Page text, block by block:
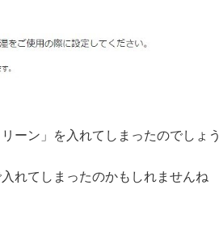
ーン」を入れてしまったのでしょう
れてしまったのかもしれませんね